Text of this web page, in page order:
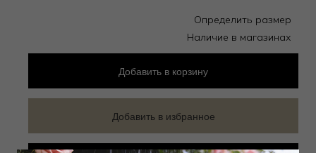
Определить размер
Наличие в магазинах
Добавить в корзину
Добавить в избранное